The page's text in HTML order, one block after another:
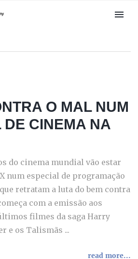
O MAL NUM
DE CINEMA NA
do cinema mundial vão estar
num especial de programação
retratam a luta do bem contra
com a emissão aos
filmes da saga Harry
e os Talismãs ...
read more...